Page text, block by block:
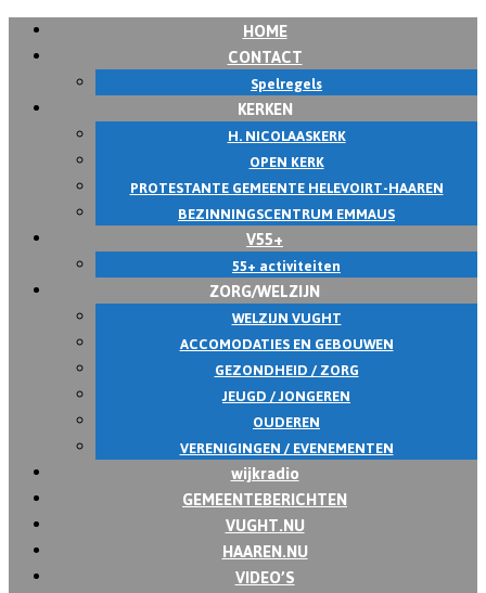
HOME
CONTACT
Spelregels
KERKEN
H. NICOLAASKERK
OPEN KERK
PROTESTANTE GEMEENTE HELEVOIRT-HAAREN
BEZINNINGSCENTRUM EMMAUS
V55+
55+ activiteiten
ZORG/WELZIJN
WELZIJN VUGHT
ACCOMODATIES EN GEBOUWEN
GEZONDHEID / ZORG
JEUGD / JONGEREN
OUDEREN
VERENIGINGEN / EVENEMENTEN
wijkradio
GEMEENTEBERICHTEN
VUGHT.NU
HAAREN.NU
VIDEO’S